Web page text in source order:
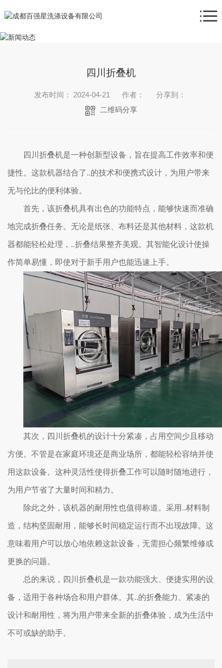
四川折叠机
发布时间： 2024-04-21 作者：
分享到：
二维码分享
四川折叠机是一种创新型设备，旨在提高工作效率和便
捷性。这款机器结合了..的技术和便携式设计，为用户带来
无与伦比的便利体验。
首先，该折叠机具有出色的功能特点，能够快速而准确
地完成折叠任务。无论是纸张、布料还是其他材料，这款机
器都能轻松处理，..折叠结果整齐美观。其智能化设计使操
作简单易懂，即使对于新手用户也能迅速上手。
其次，四川折叠机的设计十分紧凑，占用空间少且移动
方便。不管是在家庭环境还是商业场所，都能轻松容纳并使
用这款设备。这种灵活性使得折叠工作可以随时随地进行，
为用户节省了大量时间和精力。
除此之外，该机器的耐用性也值得称道。采用..材料制
造，结构坚固耐用，能够长时间稳定运行而不出现故障。这
意味着用户可以放心地依赖这款设备，无需担心频繁维修或
更换的问题。
总的来说，四川折叠机是一款功能强大、便捷实用的设
备，适用于各种场合和用户群体。其..的折叠能力、紧凑的
设计和耐用性，将为用户带来全新的折叠体验，成为生活中
不可或缺的助手。